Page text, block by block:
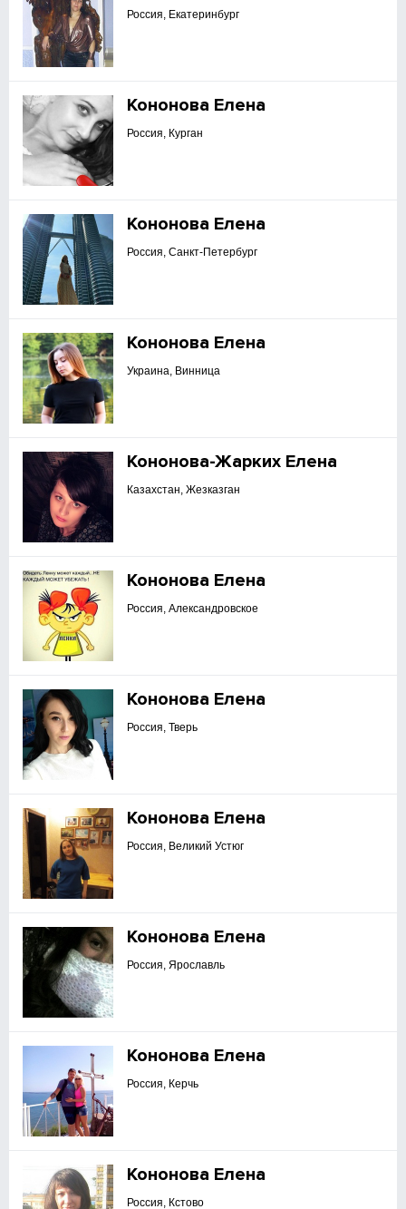
Россия, Екатеринбург
Кононова Елена
Россия, Курган
Кононова Елена
Россия, Санкт-Петербург
Кононова Елена
Украина, Винница
Кононова-Жарких Елена
Казахстан, Жезказган
Кононова Елена
Россия, Александровское
Кононова Елена
Россия, Тверь
Кононова Елена
Россия, Великий Устюг
Кононова Елена
Россия, Ярославль
Кононова Елена
Россия, Керчь
Кононова Елена
Россия, Кстово